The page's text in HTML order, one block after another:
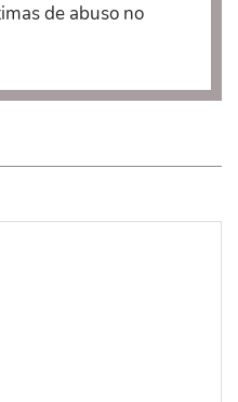
de abuso no